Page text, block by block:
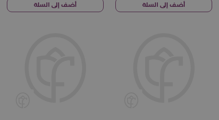
أضف إلى السلة أضف إلى السلة